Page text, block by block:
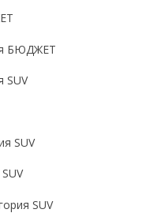
БЮДЖЕТ
SUV
SUV
SUV